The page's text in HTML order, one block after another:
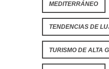
MEDITERRÁNEO
TENDENCIAS DE
TURISMO DE ALTA